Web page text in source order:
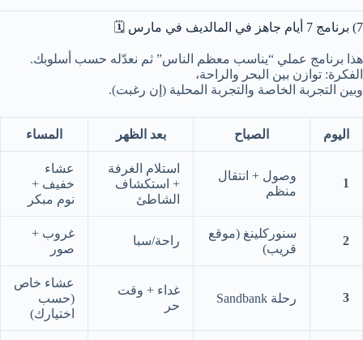
7) برنامج 7 أيام جاهز في المالديف في مارس 🗓️
هذا برنامج عملي “يناسب معظم الناس” ثم نعدّله حسب أسلوبك.
الفكرة: توازن بين البحر والراحة،
وبين التجربة الخاصة والتجربة المحلية (إن رغبت).
اليوم الصباح بعد الظهر المساء
1
وصول + انتقال
منظم
استلام الغرفة
+ استكشاف
الشاطئ
عشاء
خفيف +
نوم مبكر
2
سنوركلينغ (موقع
قريب)
راحة/سبا
غروب +
صور
3 رحلة Sandbank
غداء + وقت
حر
عشاء خاص
(حسب
اختيارك)